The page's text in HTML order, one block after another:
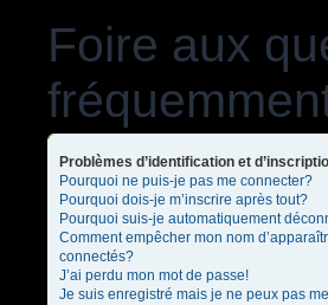
Foire aux
Problèmes d’identification et
Pourquoi ne puis-je pas me connecter?
Pourquoi dois-je m’inscrire après tout?
Pourquoi suis-je automatiquement
Comment empêcher mon nom
connectés?
J’ai perdu mon mot de passe!
Je suis enregistré mais je ne peux pas